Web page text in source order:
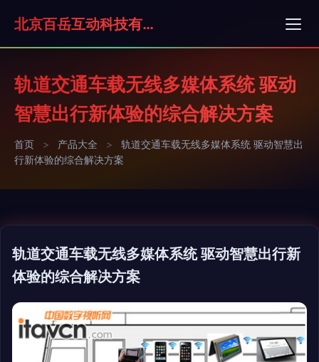
北京百岳互动科技有限公司
轨道交通车载无线多媒体系统 驱动
智慧出行新体验的综合解决方案
首页 > 产品大全 >
轨道交通车载无线多媒体系统 驱动智慧出
行新体验的综合解决方案
轨道交通车载无线多媒体系统 驱动智慧出行新
体验的综合解决方案